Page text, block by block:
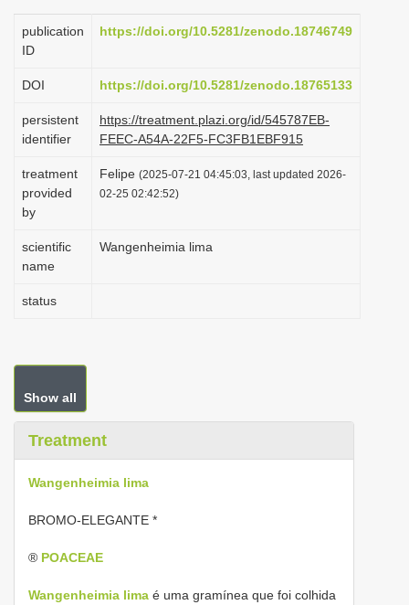
i
g
t
i
o
n
publication
ID
https://doi.org/10.5281/zenodo.18746749
DOI https://doi.org/10.5281/zenodo.18765133
persistent
identifier
https://treatment.plazi.org/id/545787EB-
FEEC-A54A-22F5-FC3FB1EBF915
treatment
provided
by
Felipe (2025-07-21 04:45:03, last updated 2026-
02-25 02:42:52)
scientific
name
Wangenheimia lima
status
Show all
Treatment
Wangenheimia lima
BROMO-ELEGANTE *
® POACEAE
Wangenheimia lima é uma gramínea que foi colhida